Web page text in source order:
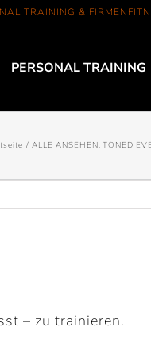
TRAINING &
PERSONAL TRAINING
ALLE ANSEHEN TONED
– zu trainieren.